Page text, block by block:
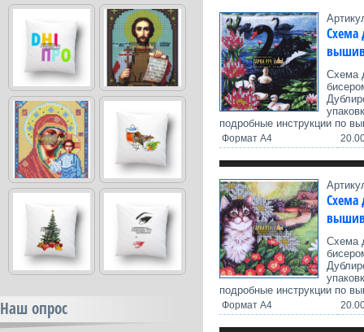
Наш опрос
Схема
Схема
подробные инструкции по
Формат А4
Схема
Схема
подробные инструкции по
Формат А4